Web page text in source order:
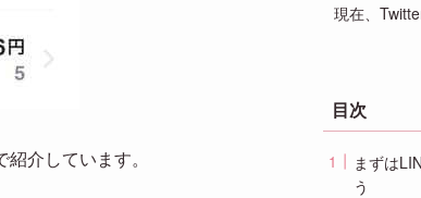
介しています。
現在、
目次
まずは
う